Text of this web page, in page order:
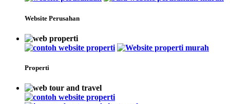
Website Perusahan
Properti